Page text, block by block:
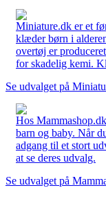
Miniature.dk er et
klæder børn i
overtøj er
for skadelig kemi.
Se udvalget på
Hos
barn og baby. Når
adgang til et stort
at se deres udvalg.
Se udvalget på